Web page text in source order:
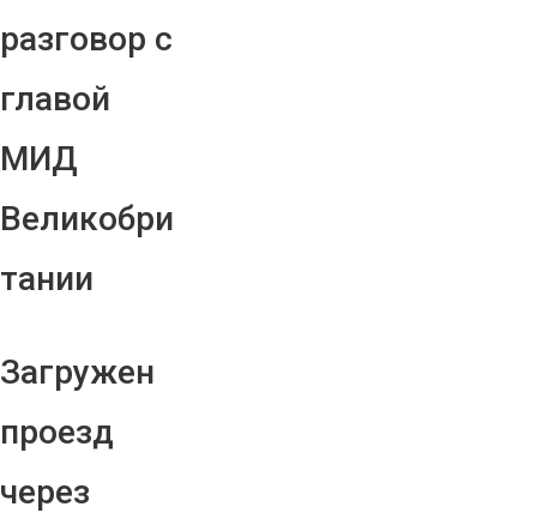
разговор с
главой
МИД
Великобри
тании
Загружен
проезд
через